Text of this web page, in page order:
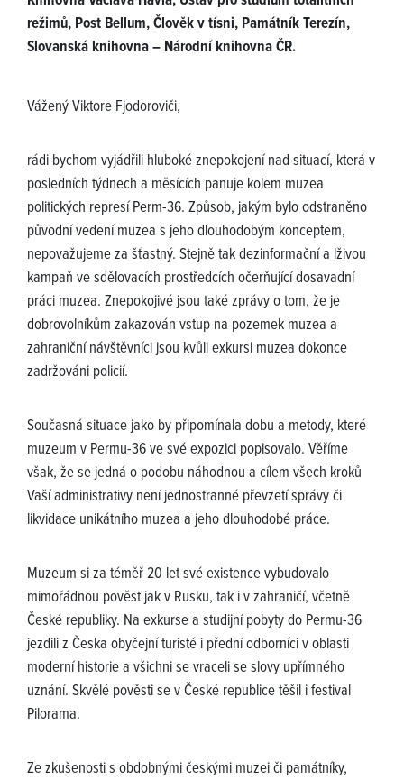
režimů, Post Bellum, Člověk v tísni, Památník Terezín,
Slovanská knihovna – Národní knihovna ČR.
Vážený Viktore Fjodoroviči,
rádi bychom vyjádřili hluboké znepokojení nad situací, která v
posledních týdnech a měsících panuje kolem muzea
politických represí Perm-36. Způsob, jakým bylo odstraněno
původní vedení muzea s jeho dlouhodobým konceptem,
nepovažujeme za šťastný. Stejně tak dezinformační a lživou
kampaň ve sdělovacích prostředcích očerňující dosavadní
práci muzea. Znepokojivé jsou také zprávy o tom, že je
dobrovolníkům zakazován vstup na pozemek muzea a
zahraniční návštěvníci jsou kvůli exkursi muzea dokonce
zadržováni policií.
Současná situace jako by připomínala dobu a metody, které
muzeum v Permu-36 ve své expozici popisovalo. Věříme
však, že se jedná o podobu náhodnou a cílem všech kroků
Vaší administrativy není jednostranné převzetí správy či
likvidace unikátního muzea a jeho dlouhodobé práce.
Muzeum si za téměř 20 let své existence vybudovalo
mimořádnou pověst jak v Rusku, tak i v zahraničí, včetně
České republiky. Na exkurse a studijní pobyty do Permu-36
jezdili z Česka obyčejní turisté i přední odborníci v oblasti
moderní historie a všichni se vraceli se slovy upřímného
uznání. Skvělé pověsti se v České republice těšil i festival
Pilorama.
Ze zkušenosti s obdobnými českými muzei či památníky,